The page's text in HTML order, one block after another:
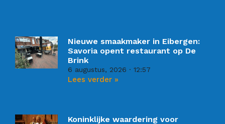
Nieuwe smaakmaker in Eibergen:
Savoria opent restaurant op De
Brink
6 augustus, 2026 12:57
Lees verder »
Koninklijke waardering voor